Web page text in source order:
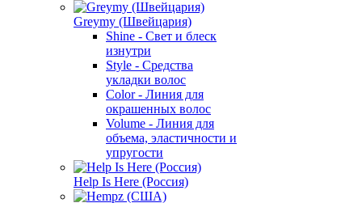
Greymy (Швейцария)
Shine - Свет и блеск
изнутри
Style - Средства
укладки волос
Color - Линия для
окрашенных волос
Volume - Линия для
объема, эластичности и
упругости
Help Is Here (Россия)